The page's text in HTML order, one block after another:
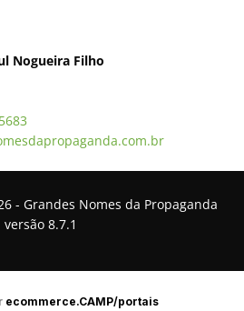
Nogueira Filho
- Grandes Nomes da Propaganda
versão 8.7.1
ecommerce.CAMP/portais